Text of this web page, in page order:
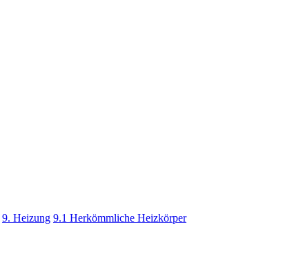
9. Heizung 9.1 Herkömmliche Heizkörper